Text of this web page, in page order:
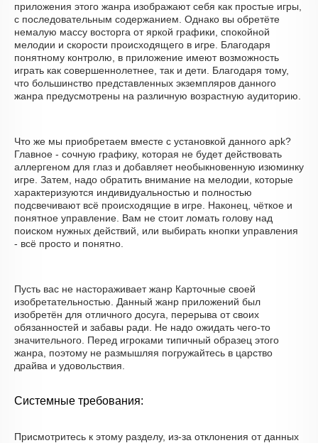
приложения этого жанра изображают себя как простые игры,
с последовательным содержанием. Однако вы обретёте
немалую массу восторга от яркой графики, спокойной
мелодии и скорости происходящего в игре. Благодаря
понятному контролю, в приложение имеют возможность
играть как совершеннолетнее, так и дети. Благодаря тому,
что большинство представленных экземпляров данного
жанра предусмотрены на различную возрастную аудиторию.
Что же мы приобретаем вместе с установкой данного apk?
Главное - сочную графику, которая не будет действовать
аллергеном для глаз и добавляет необыкновенную изюминку
игре. Затем, надо обратить внимание на мелодии, которые
характеризуются индивидуальностью и полностью
подсвечивают всё происходящие в игре. Наконец, чёткое и
понятное управление. Вам не стоит ломать голову над
поиском нужных действий, или выбирать кнопки управления
- всё просто и понятно.
Пусть вас не настораживает жанр Карточные своей
изобретательностью. Данный жанр приложений был
изобретён для отличного досуга, перерыва от своих
обязанностей и забавы ради. Не надо ожидать чего-то
значительного. Перед игроками типичный образец этого
жанра, поэтому не размышляя погружайтесь в царство
драйва и удовольствия.
Системные требования:
Присмотритесь к этому разделу, из-за отклонения от данных